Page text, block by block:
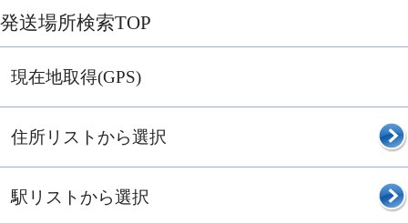
発送場所検索TOP
現在地取得(GPS)
住所リストから選択
駅リストから選択